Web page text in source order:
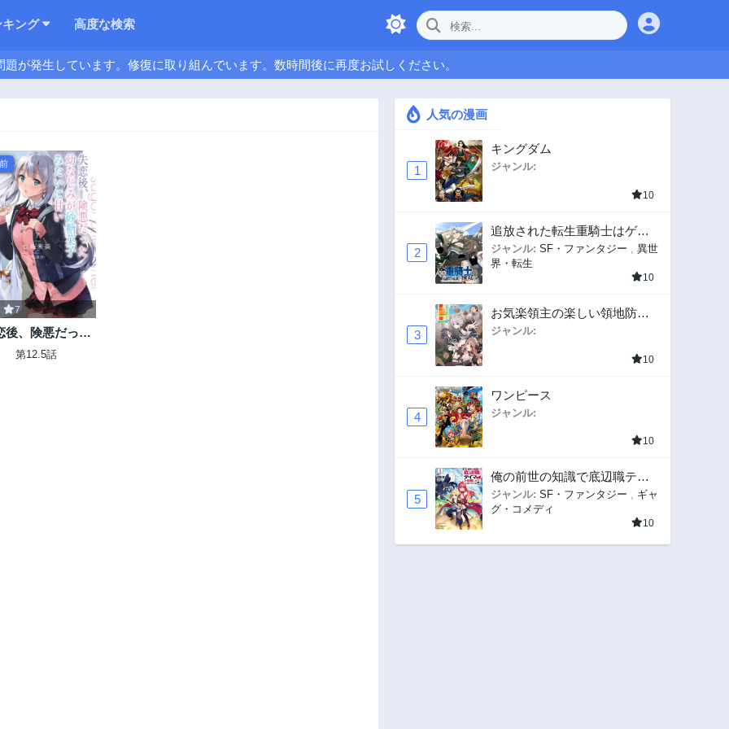
キング 高度な検索
題が発生しています。修復に取り組んでいます。数時間後に再度お試しください。
7
後、険悪だった
じみが砂糖菓子
第12.5話
人気の漫画
1
キングダム
ジャンル:
10
2
追放された転生重騎士はゲー
ム知識で無双する
ジャンル: SF・ファンタジー
異世
界・転生
10
3
お気楽領主の楽しい領地防衛
〜生産系魔術で名もなき村を
ジャンル:
10
4
ワンピース
ジャンル:
10
5
俺の前世の知識で底辺職テイ
マーが上級職になってしまい
そうな件
ジャンル: SF・ファンタジー , ギャ
グ・コメディ
10